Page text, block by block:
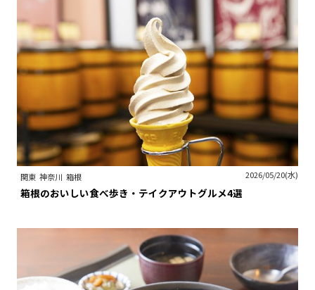
関東 神奈川 箱根 2026/05/20(水)
箱根のおいしい食べ歩き・テイクアウトグルメ4選